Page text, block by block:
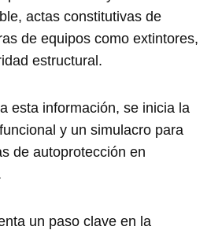
actas constitutivas de
de equipos como extintores,
estructural.
esta información, se inicia la
y un simulacro para
de autoprotección en
un paso clave en la